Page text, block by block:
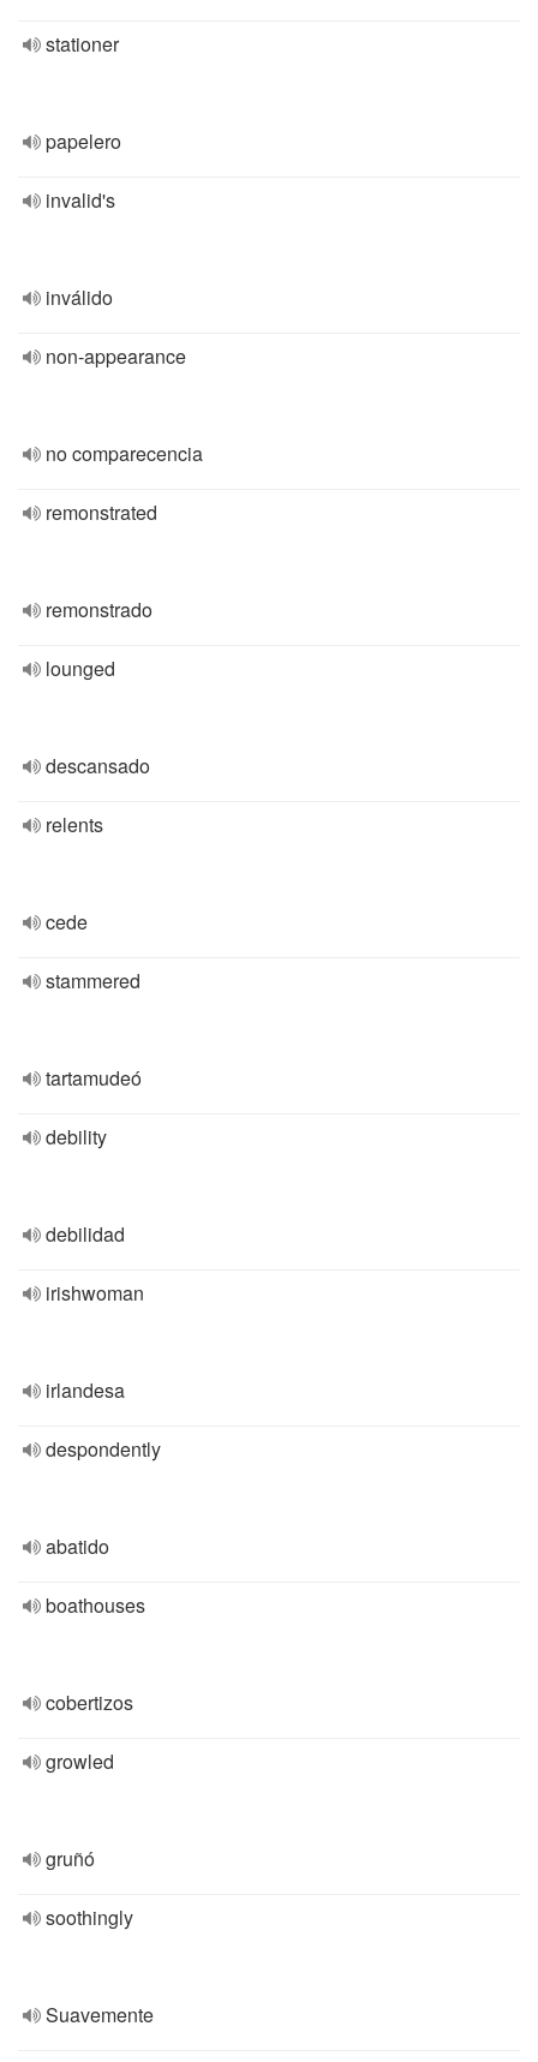
stationer
papelero
invalid's
inválido
non-appearance
no comparecencia
remonstrated
remonstrado
lounged
descansado
relents
cede
stammered
tartamudeó
debility
debilidad
irishwoman
irlandesa
despondently
abatido
boathouses
cobertizos
growled
gruñó
soothingly
Suavemente